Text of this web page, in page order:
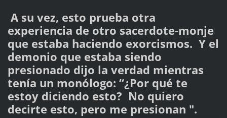
A su vez, esto prueba otra
experiencia de otro sacerdote-monje
que estaba haciendo exorcismos. Y el
demonio que estaba siendo
presionado dijo la verdad mientras
tenía un monólogo: “¿Por qué te
estoy diciendo esto? No quiero
decirte esto, pero me presionan ".